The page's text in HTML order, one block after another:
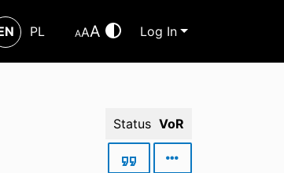
PL AAA Log In
Status VoR